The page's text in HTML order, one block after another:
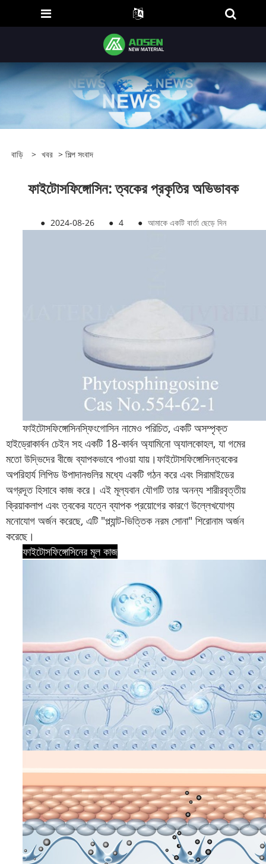
বাড়ি > খবর > শিল্প সংবাদ
ফাইটোসফিঙ্গোসিন: ত্বকের প্রকৃতির অভিভাবক
● 2024-08-26 ● 4 ● আমাকে একটি বার্তা ছেড়ে দিন
ফাইটোসফিঙ্গোসিনস্ফিংগোসিন নামেও পরিচিত, একটি অসম্পৃক্ত
হাইড্রোকার্বন চেইন সহ একটি 18-কার্বন অ্যামিনো অ্যালকোহল, যা গমের
মতো উদ্ভিদের বীজে ব্যাপকভাবে পাওয়া যায়।ফাইটোসফিঙ্গোসিনত্বকের
অপরিহার্য লিপিড উপাদানগুলির মধ্যে একটি গঠন করে এবং সিরামাইডের
অগ্রদূত হিসাবে কাজ করে। এই মূল্যবান যৌগটি তার অনন্য শারীরবৃত্তীয়
ক্রিয়াকলাপ এবং ত্বকের যত্নে ব্যাপক প্রয়োগের কারণে উল্লেখযোগ্য
মনোযোগ অর্জন করেছে, এটি "প্ল্যান্ট-ভিত্তিক নরম সোনা" শিরোনাম অর্জন
করেছে।
ফাইটোসফিঙ্গোসিনের মূল কাজ